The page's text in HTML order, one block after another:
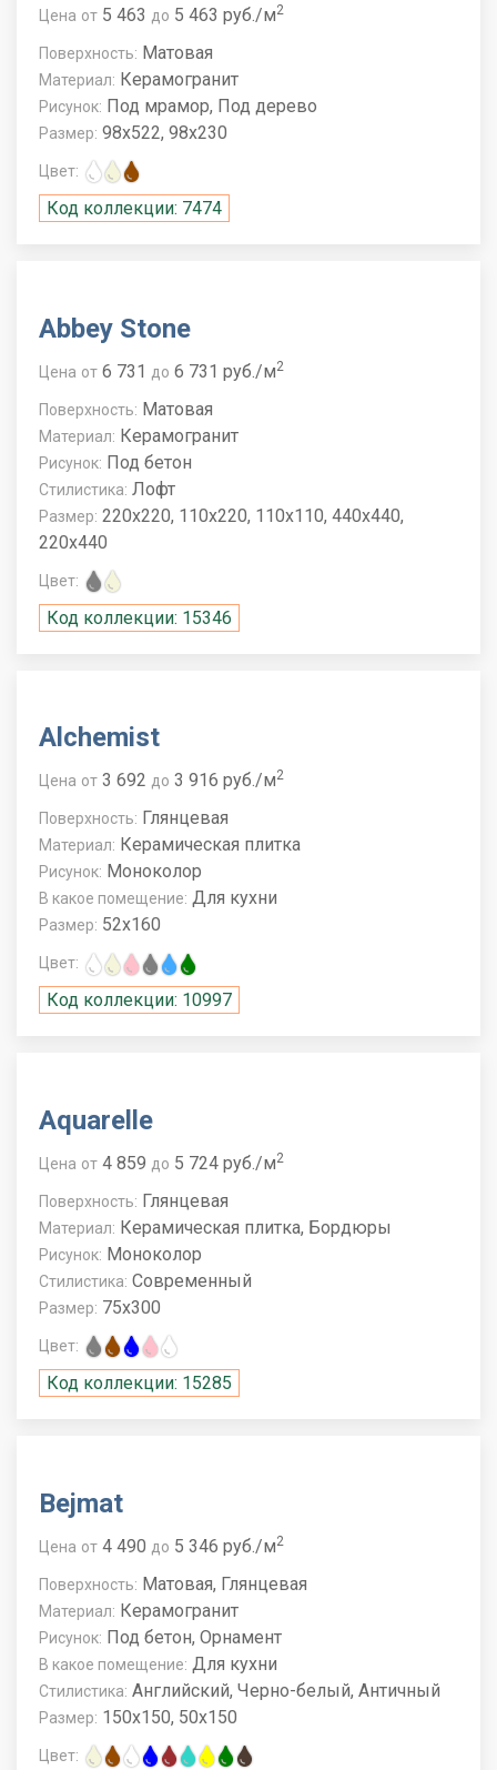
Цена от 5 463 до 5 463 руб./м2
Поверхность: Матовая
Материал: Керамогранит
Рисунок: Под мрамор, Под дерево
Размер: 98x522, 98x230
Цвет:
Код коллекции: 7474
Abbey Stone
Цена от 6 731 до 6 731 руб./м2
Поверхность: Матовая
Материал: Керамогранит
Рисунок: Под бетон
Стилистика: Лофт
Размер: 220x220, 110x220, 110x110, 440x440,
220x440
Цвет:
Код коллекции: 15346
Alchemist
Цена от 3 692 до 3 916 руб./м2
Поверхность: Глянцевая
Материал: Керамическая плитка
Рисунок: Моноколор
В какое помещение: Для кухни
Размер: 52x160
Цвет:
Код коллекции: 10997
Aquarelle
Цена от 4 859 до 5 724 руб./м2
Поверхность: Глянцевая
Материал: Керамическая плитка, Бордюры
Рисунок: Моноколор
Стилистика: Современный
Размер: 75x300
Цвет:
Код коллекции: 15285
Bejmat
Цена от 4 490 до 5 346 руб./м2
Поверхность: Матовая, Глянцевая
Материал: Керамогранит
Рисунок: Под бетон, Орнамент
В какое помещение: Для кухни
Стилистика: Английский, Черно-белый, Античный
Размер: 150x150, 50x150
Цвет: